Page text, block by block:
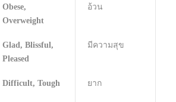
Obese,
Overweight
อ้วน
Glad, Blissful,
Pleased
มีความสุข
Difficult, Tough ยาก